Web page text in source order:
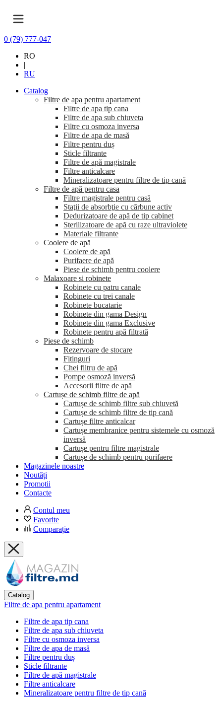
0 (79) 777-047
RO
|
RU
Catalog
Filtre de apa pentru apartament
Filtre de apa tip cana
Filtre de apa sub chiuveta
Filtre cu osmoza inversa
Filtre de apa de masă
Filtre pentru duș
Sticle filtrante
Filtre de apă magistrale
Filtre anticalcare
Mineralizatoare pentru filtre de tip cană
Filtre de apă pentru casa
Filtre magistrale pentru casă
Staţii de absorbţie cu cărbune activ
Dedurizatoare de apă de tip cabinet
Sterilizatoare de apă cu raze ultraviolete
Materiale filtrante
Coolere de apă
Сoolere de apă
Purifaere de apă
Piese de schimb pentru coolere
Malaxoare si robinete
Robinete cu patru canale
Robinete cu trei canale
Robinete bucatarie
Robinete din gama Design
Robinete din gama Exclusive
Robinete pentru apă filtrată
Piese de schimb
Rezervoare de stocare
Fitinguri
Chei filtru de apă
Pompe osmoză inversă
Accesorii filtre de apă
Cartușe de schimb filtre de apă
Cartușe de schimb filtre sub chiuvetă
Cartușe de schimb filtre de tip cană
Cartușe filtre anticalcar
Cartușe membranice pentru sistemele cu osmoză
inversă
Cartușe pentru filtre magistrale
Cartușe de schimb pentru purifaere
Magazinele noastre
Noutăți
Promotii
Contacte
Contul meu
Favorite
Comparație
Catalog
Filtre de apa pentru apartament
Filtre de apa tip cana
Filtre de apa sub chiuveta
Filtre cu osmoza inversa
Filtre de apa de masă
Filtre pentru duș
Sticle filtrante
Filtre de apă magistrale
Filtre anticalcare
Mineralizatoare pentru filtre de tip cană